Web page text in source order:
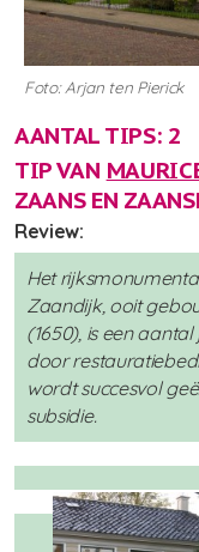
Foto: Arjan ten Pierick
AANTAL TIPS: 2
TIP VAN
ZAANS EN
Review:
Het
Zaandijk, ooit
(1650), is een
door
wordt succesvol
subsidie.